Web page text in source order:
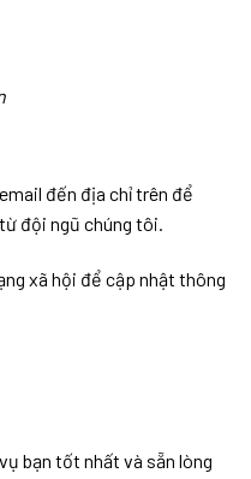
đến địa chỉ trên để
đội ngũ chúng tôi.
xã hội để cập nhật thông
bạn tốt nhất và sẵn lòng